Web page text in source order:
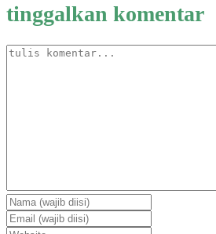
tinggalkan komentar